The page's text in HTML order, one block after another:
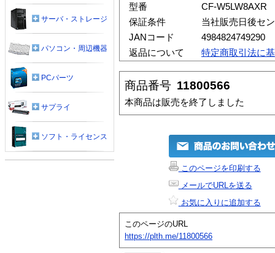
型番
CF-W5LW8AXR
保証条件
当社販売日後セ
JANコード
4984824749290
返品について
特定商取引法に
商品番号 11800566
本商品は販売を終了しました
このページを印刷する
メールでURLを送る
お気に入りに追加する
このページのURL
https://plth.me/11800566
サーバ・ストレージ
パソコン・周辺機器
PCパーツ
サプライ
ソフト・ライセンス